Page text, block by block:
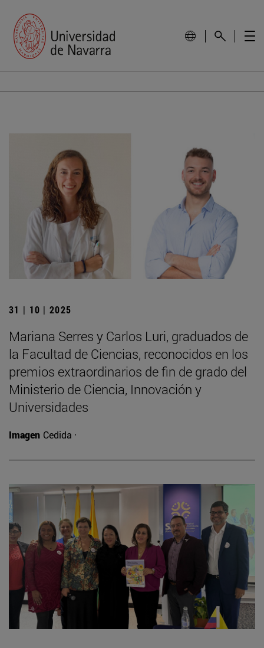
31 | 10 | 2025
Mariana Serres y Carlos Luri, graduados de
la Facultad de Ciencias, reconocidos en los
premios extraordinarios de fin de grado del
Ministerio de Ciencia, Innovación y
Universidades
Imagen Cedida ·